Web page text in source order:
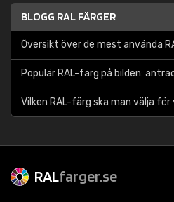
BLOGG RAL FÄRGER
Översikt över de mest använda
Populär RAL-färg på bilden:
Vilken RAL-färg ska man välja
RALfarger.se